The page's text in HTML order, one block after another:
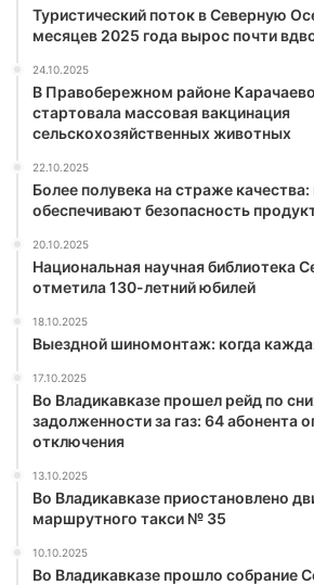
Туристический поток в Северную
месяцев 2025 года вырос почти
24.10.2025
В Правобережном районе
стартовала массовая вакцинация
сельскохозяйственных животных
22.10.2025
Более полувека на страже
обеспечивают безопасность
20.10.2025
Национальная научная библиотека
отметила 130-летний юбилей
18.10.2025
Выездной шиномонтаж: когда
17.10.2025
Во Владикавказе прошел рейд по
задолженности за газ: 64 абонента
отключения
13.10.2025
Во Владикавказе приостановлено
маршрутного такси № 35
10.10.2025
Во Владикавказе прошло собрание